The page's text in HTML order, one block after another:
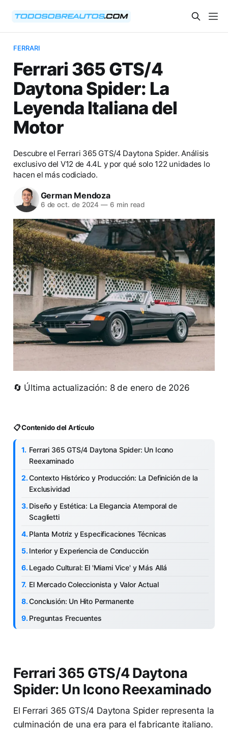
FERRARI
Ferrari 365 GTS/4
Daytona Spider: La
Leyenda Italiana del
Motor
Descubre el Ferrari 365 GTS/4 Daytona Spider. Análisis
exclusivo del V12 de 4.4L y por qué solo 122 unidades lo
hacen el más codiciado.
German Mendoza
6 de oct. de 2024 — 6 min read
🔄 Última actualización: 8 de enero de 2026
📋 Contenido del Artículo
Ferrari 365 GTS/4 Daytona Spider: Un Icono
Reexaminado
Contexto Histórico y Producción: La Definición de la
Exclusividad
Diseño y Estética: La Elegancia Atemporal de
Scaglietti
Planta Motriz y Especificaciones Técnicas
Interior y Experiencia de Conducción
Legado Cultural: El 'Miami Vice' y Más Allá
El Mercado Coleccionista y Valor Actual
Conclusión: Un Hito Permanente
Preguntas Frecuentes
Ferrari 365 GTS/4 Daytona
Spider: Un Icono Reexaminado
El Ferrari 365 GTS/4 Daytona Spider representa la
culminación de una era para el fabricante italiano.